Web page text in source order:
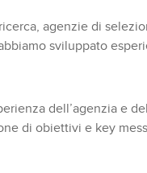
agenzie di
sviluppato
dell’agenzia e
di obiettivi e key